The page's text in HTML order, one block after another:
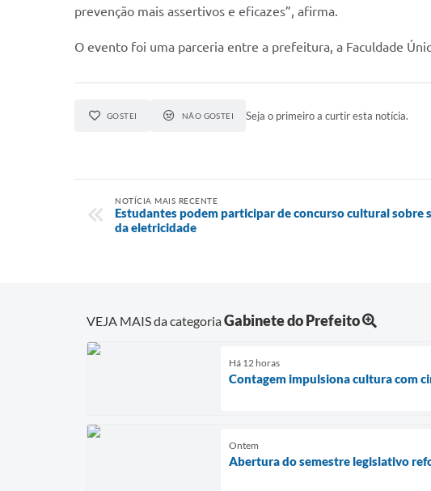
prevenção mais assertivos e eficazes”, afirma.
O evento foi uma parceria entre a prefeitura, a Faculdade
GOSTEI NÃO GOSTEI Seja o primeiro a curtir esta notícia.
NOTÍCIA MAIS RECENTE
Estudantes podem participar de concurso cultural sobre
da eletricidade
VEJA MAIS da categoriaGabinete do Prefeito
Há 12 horas
Contagem impulsiona cultura com
Ontem
Abertura do semestre legislativo